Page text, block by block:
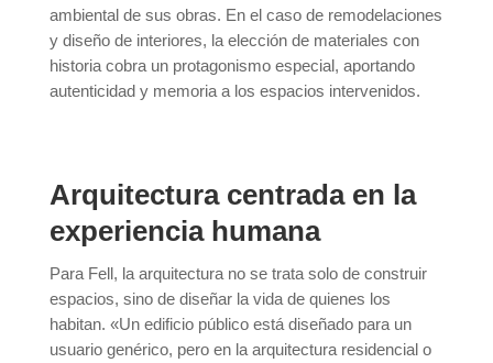
ambiental de sus obras. En el caso de remodelaciones
y diseño de interiores, la elección de materiales con
historia cobra un protagonismo especial, aportando
autenticidad y memoria a los espacios intervenidos.
Arquitectura centrada en la
experiencia humana
Para Fell, la arquitectura no se trata solo de construir
espacios, sino de diseñar la vida de quienes los
habitan. «Un edificio público está diseñado para un
usuario genérico, pero en la arquitectura residencial o